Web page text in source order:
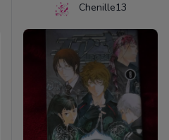
Chenille13